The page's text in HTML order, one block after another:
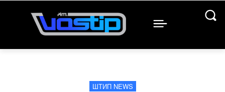
ШТИП NEWS